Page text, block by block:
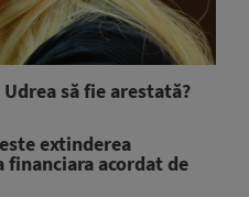
să fie arestată?
extinderea
acordat de